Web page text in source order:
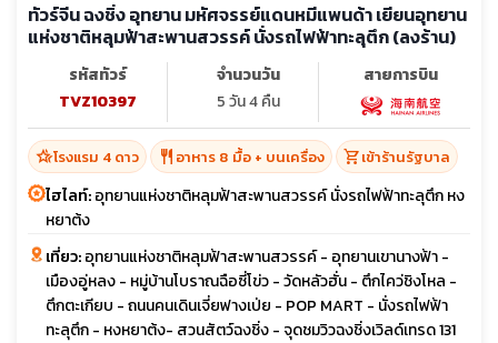
ทัวร์จีน ฉงชิ่ง อุทยาน มหัศจรรย์แดนหมีแพนด้า เยียนอุทยาน
แห่งชาติหลุมฟ้าสะพานสวรรค์ นั่งรถไฟฟ้าทะลุตึก (ลงร้าน)
รหัสทัวร์
TVZ10397
จำนวนวัน
5 วัน 4 คืน
สายการบิน
hotel_classโรงแรม 4 ดาว restaurant อาหาร 8 มื้อ + บนเครื่อง shopping_cartเข้าร้านรัฐบาล
ไฮไลท์:อุทยานแห่งชาติหลุมฟ้าสะพานสวรรค์ นั่งรถไฟฟ้าทะลุตึก หง
หยาต้ง
เที่ยว:อุทยานแห่งชาติหลุมฟ้าสะพานสวรรค์ - อุทยานเขานางฟ้า -
เมืองอู่หลง - หมู่บ้านโบราณฉือซี่โข่ว - วัดหลัวฮั่น - ตึกไคว่ชิงโหล -
ตึกตะเกียบ - ถนนคนเดินเจี่ยฟางเป่ย - POP MART - นั่งรถไฟฟ้า
ทะลุตึก - หงหยาต้ง- สวนสัตว์ฉงชิ่ง - จุดชมวิวฉงชิ่งเวิลด์เทรด 131